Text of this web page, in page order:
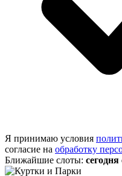
Я принимаю условия
согласие на обработку
Ближайшие слоты: сегодня